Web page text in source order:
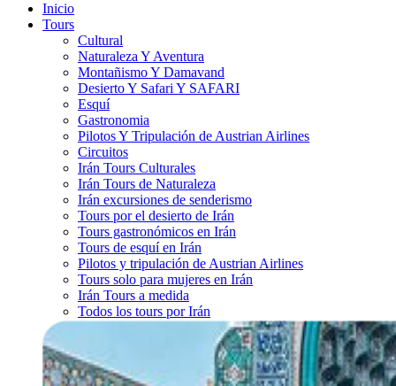
Inicio
Tours
Cultural
Naturaleza Y Aventura
Montañismo Y Damavand
Desierto Y Safari Y SAFARI
Esquí
Gastronomia
Pilotos Y Tripulación de Austrian Airlines
Circuitos
Irán Tours Culturales
Irán Tours de Naturaleza
Irán excursiones de senderismo
Tours por el desierto de Irán
Tours gastronómicos en Irán
Tours de esquí en Irán
Pilotos y tripulación de Austrian Airlines
Tours solo para mujeres en Irán
Irán Tours a medida
Todos los tours por Irán